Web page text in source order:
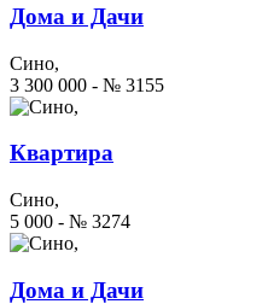
Дома и Дачи
Сино,
3 300 000 - № 3155
Квартира
Сино,
5 000 - № 3274
Дома и Дачи